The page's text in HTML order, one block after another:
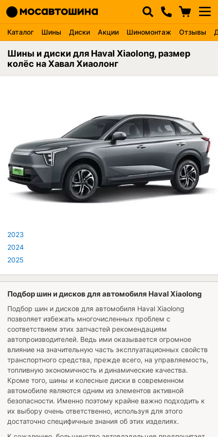
Каталог Шины Диски Акции Шиномонтаж Отзывы
Шины и диски для Haval Xiaolong, размер
колёс на Хавал Хиаолонг
2023
2024
2025
Подбор шин и дисков для автомобиля Haval Xiaolong
Подбор шин и дисков для автомобиля Haval Xiaolong
позволяет избежать многочисленных проблем с
соответствием этих запчастей рекомендациям
автопроизводителей. Ведь ими оказывается огромное
влияние на значительную часть эксплуатационных свойств
транспортного средства, прежде всего, на управляемость,
топливную экономичность и динамические качества.
Кроме того, шины и колесные диски в современном
автомобиле являются одним из элементов активной
безопасности. Именно поэтому крайне важно подходить к
их выбору очень ответственно, используя для этого
достаточно специфичные знания об этих изделиях.